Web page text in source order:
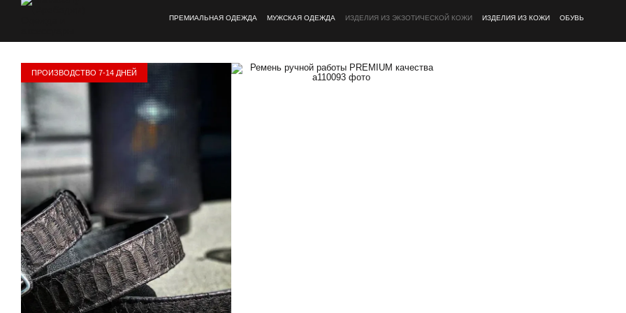
ПРЕМИАЛЬНАЯ ОДЕЖДА МУЖСКАЯ ОДЕЖДА ИЗДЕЛИЯ ИЗ ЭКЗОТИЧЕСКОЙ КОЖИ ИЗДЕЛИЯ ИЗ КОЖИ ОБУВЬ
ПРОИЗВОДСТВО 7-14 ДНЕЙ